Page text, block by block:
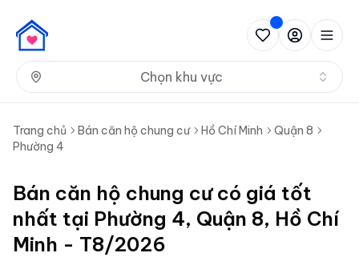
Chọn khu vực
Trang chủ Bán căn hộ chung cư Hồ Chí Minh
Quận 8
Phường 4
Bán căn hộ chung cư có giá tốt
nhất tại Phường 4, Quận 8, Hồ Chí
Minh - T8/2026